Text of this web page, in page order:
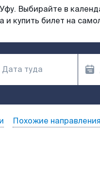
Выбирайте в
и купить билет на
Похожие направления